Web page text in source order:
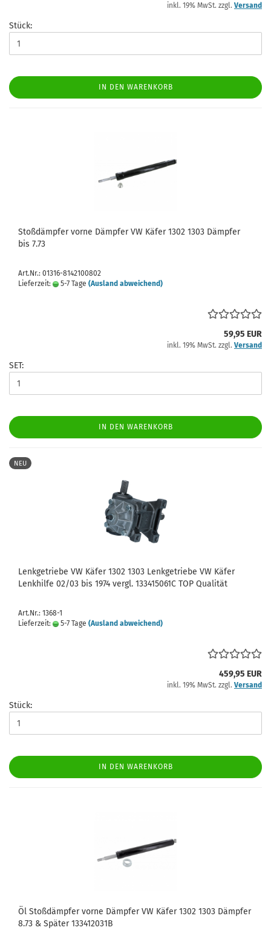
inkl. 19% MwSt. zzgl. Versand
Stück:
IN DEN WARENKORB
Stoßdämpfer vorne Dämpfer VW Käfer 1302 1303 Dämpfer
bis 7.73
Art.Nr.: 01316-8142100802
Lieferzeit:
5-7 Tage (Ausland abweichend)
59,95 EUR
inkl. 19% MwSt. zzgl. Versand
SET:
IN DEN WARENKORB
NEU
Lenkgetriebe VW Käfer 1302 1303 Lenkgetriebe VW Käfer
Lenkhilfe 02/03 bis 1974 vergl. 133415061C TOP Qualität
Art.Nr.: 1368-1
Lieferzeit:
5-7 Tage (Ausland abweichend)
459,95 EUR
inkl. 19% MwSt. zzgl. Versand
Stück:
IN DEN WARENKORB
Öl Stoßdämpfer vorne Dämpfer VW Käfer 1302 1303 Dämpfer
8.73 & Später 133412031B